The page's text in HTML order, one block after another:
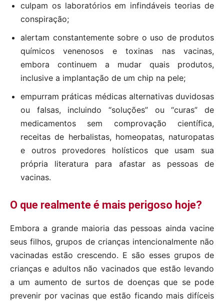
culpam os laboratórios em infindáveis teorias de
conspiração;
alertam constantemente sobre o uso de produtos
químicos venenosos e toxinas nas vacinas,
embora continuem a mudar quais produtos,
inclusive a implantação de um chip na pele;
empurram práticas médicas alternativas duvidosas
ou falsas, incluindo “soluções” ou “curas” de
medicamentos sem comprovação científica,
receitas de herbalistas, homeopatas, naturopatas
e outros provedores holísticos que usam sua
própria literatura para afastar as pessoas de
vacinas.
O que realmente é mais perigoso hoje?
Embora a grande maioria das pessoas ainda vacine
seus filhos, grupos de crianças intencionalmente não
vacinadas estão crescendo. E são esses grupos de
crianças e adultos não vacinados que estão levando
a um aumento de surtos de doenças que se pode
prevenir por vacinas que estão ficando mais difíceis